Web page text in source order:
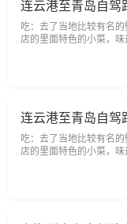
连云港至青岛自驾
吃：去了当地比较有名
店的里面特色的小菜，
厚。住：如家快捷太平
连云港至青岛自驾
吃：去了当地比较有名
店的里面特色的小菜，
厚。住：如家快捷太平